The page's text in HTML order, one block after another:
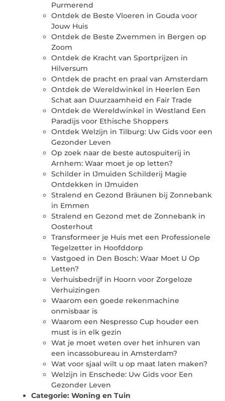
Purmerend
Ontdek de Beste Vloeren in Gouda voor
Jouw Huis
Ontdek de Beste Zwemmen in Bergen op
Zoom
Ontdek de Kracht van Sportprijzen in
Hilversum
Ontdek de pracht en praal van Amsterdam
Ontdek de Wereldwinkel in Heerlen Een
Schat aan Duurzaamheid en Fair Trade
Ontdek de Wereldwinkel in Westland Een
Paradijs voor Ethische Shoppers
Ontdek Welzijn in Tilburg: Uw Gids voor een
Gezonder Leven
Op zoek naar de beste autospuiterij in
Arnhem: Waar moet je op letten?
Schilder in IJmuiden Schilderij Magie
Ontdekken in IJmuiden
Stralend en Gezond Bräunen bij Zonnebank
in Emmen
Stralend en Gezond met de Zonnebank in
Oosterhout
Transformeer je Huis met een Professionele
Tegelzetter in Hoofddorp
Vastgoed in Den Bosch: Waar Moet U Op
Letten?
Verhuisbedrijf in Hoorn voor Zorgeloze
Verhuizingen
Waarom een goede rekenmachine
onmisbaar is
Waarom een Nespresso Cup houder een
must is in elk gezin
Wat je moet weten over het inhuren van
een incassobureau in Amsterdam?
Wat voor sjaal wilt u op maat laten maken?
Welzijn in Enschede: Uw Gids voor Een
Gezonder Leven
Categorie: Woning en Tuin